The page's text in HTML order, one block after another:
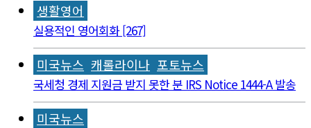
생활영어
실용적인 영어회화 [267]
미국뉴스 캐롤라이나 포토뉴스
국세청 경제 지원금 받지 못한 분 IRS Notice 1444-A 발송
미국뉴스